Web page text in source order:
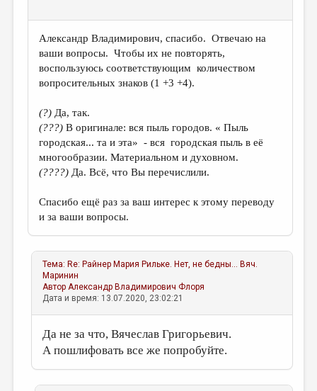
Александр Владимирович, спасибо. Отвечаю на
ваши вопросы. Чтобы их не повторять,
воспользуюсь соответствующим количеством
вопросительных знаков (1 +3 +4).
(?) Да, так.
(???) В оригинале: вся пыль городов. « Пыль
городская... та и эта» - вся городская пыль в её
многообразии. Материальном и духовном.
(????) Да. Всё, что Вы перечислили.
Спасибо ещё раз за ваш интерес к этому переводу
и за ваши вопросы.
Тема: Re: Райнер Мария Рильке. Нет, не бедны... Вяч.
Маринин
АвторАлександр Владимирович Флоря
Дата и время: 13.07.2020, 23:02:21
Да не за что, Вячеслав Григорьевич.
А пошлифовать все же попробуйте.